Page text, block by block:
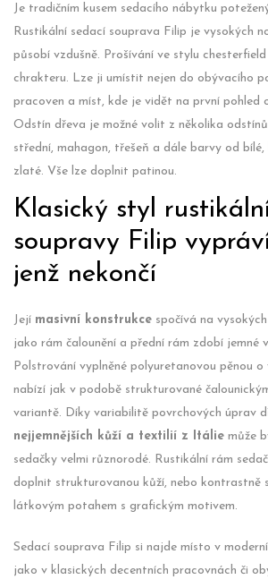
Je tradičním kusem sedacího nábytku
Rustikální sedací souprava Filip je vysokých
působí vzdušně. Prošívání ve stylu
chrakteru. Lze ji umístit nejen do obývacího
pracoven a míst, kde je vidět na první pohled
Odstín dřeva je možné volit z několika
střední, mahagon, třešeň a dále barvy od bílé,
zlaté. Vše lze doplnit patinou.
Klasický styl
soupravy Filip
jenž nekončí
Její masivní konstrukce spočívá na
jako rám čalounění a přední rám zdobí jemné
Polstrování vyplněné polyuretanovou pěnou
nabízí jak v podobě strukturované
variantě. Díky variabilitě povrchových úprav
nejjemnějších kůží a textilií z Itálie může
sedačky velmi různorodé. Rustikální rám
doplnit strukturovanou kůží, nebo kontrastně
látkovým potahem s grafickým motivem.
Sedací souprava Filip si najde místo v
jako v klasických decentních pracovnách či